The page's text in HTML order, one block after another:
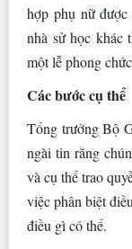
hợp phụ nữ
nhà sử học khác
một lễ phong
Các bước cụ thể
Tổng trưởng Bộ
ngài tin rằng
và cụ thể trao
việc phân biệt
điều gì có thể.